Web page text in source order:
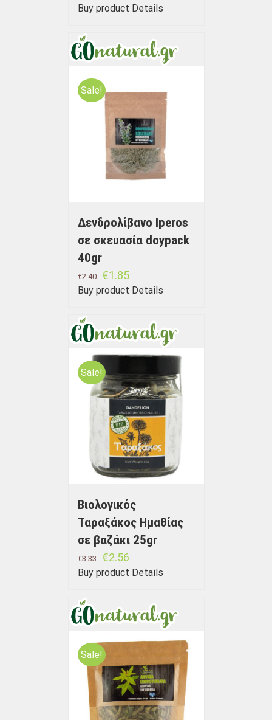
Buy product Details
Sale!
Δενδρολίβανο Iperos
σε σκευασία doypack
40gr
€2.40 €1.85
Buy product Details
Sale!
Βιολογικός
Ταραξάκος Ημαθίας
σε βαζάκι 25gr
€3.33 €2.56
Buy product Details
Sale!